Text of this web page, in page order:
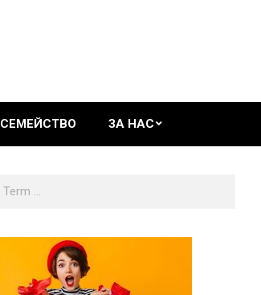
СЕМЕЙСТВО ЗА НАС